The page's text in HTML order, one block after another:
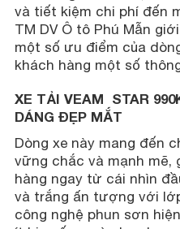
và tiết kiệm chi phí đến
TM DV Ô tô Phú Mẫn
một số ưu điểm của
khách hàng một số
XE TẢI VEAM STAR
DÁNG ĐẸP MẮT
Dòng xe này mang đến
vững chắc và mạnh
hàng ngay từ cái nhìn
và trắng ấn tượng với
công nghệ phun sơn